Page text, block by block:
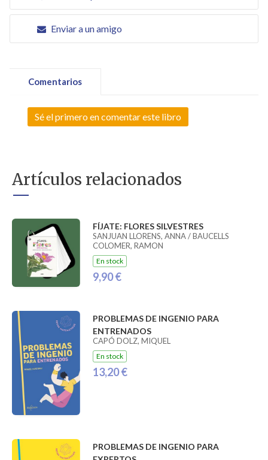
Enviar a un amigo
Comentarios
Sé el primero en comentar este libro
Artículos relacionados
FÍJATE: FLORES SILVESTRES
SANJUAN LLORENS, ANNA / BAUCELLS
COLOMER, RAMON
En stock
9,90 €
PROBLEMAS DE INGENIO PARA
ENTRENADOS
CAPÓ DOLZ, MIQUEL
En stock
13,20 €
PROBLEMAS DE INGENIO PARA